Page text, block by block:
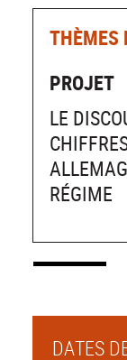
THÈMES
PROJET
LE
RÉGIME
DATES